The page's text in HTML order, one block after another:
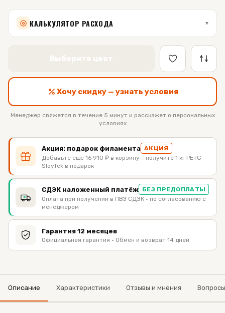
КАЛЬКУЛЯТОР РАСХОДА ▾
Выберите цвет
Хочу скидку — узнать условия
Менеджер свяжется в течение 5 минут и расскажет о персональных
условиях
Акция: подарок филамента АКЦИЯ
Добавьте ещё 16 910 ₽ в корзину - получите 1 кг PETG
SloyTek в подарок
СДЭК наложенный платёж БЕЗ ПРЕДОПЛАТЫ
Оплата при получении в ПВЗ СДЭК · по согласованию с
менеджером
Гарантия 12 месяцев
Официальная гарантия · Обмен и возврат 14 дней
Описание Характеристики Отзывы и мнения Вопросы